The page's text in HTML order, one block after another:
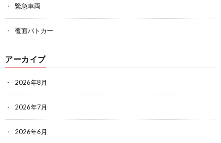
緊急車両
覆面パトカー
アーカイブ
2026年8月
2026年7月
2026年6月